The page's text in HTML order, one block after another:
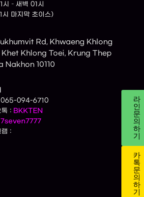
시 – 새벽 01시
시 마지막 초이스)
Rd, Khwaeng Khlong
Khet Khlong Toei, Krung Thep
Nakhon 10110
065-094-6710
톡 : BKKTEN
7seven7777
램 :
라
인
문
의
하
기
카
톡
문
의
하
기